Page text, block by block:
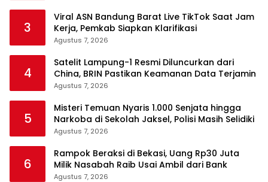
3
Viral ASN Bandung Barat Live TikTok Saat Jam
Kerja, Pemkab Siapkan Klarifikasi
Agustus 7, 2026
4
Satelit Lampung-1 Resmi Diluncurkan dari
China, BRIN Pastikan Keamanan Data Terjamin
Agustus 7, 2026
5
Misteri Temuan Nyaris 1.000 Senjata hingga
Narkoba di Sekolah Jaksel, Polisi Masih Selidiki
Agustus 7, 2026
6
Rampok Beraksi di Bekasi, Uang Rp30 Juta
Milik Nasabah Raib Usai Ambil dari Bank
Agustus 7, 2026